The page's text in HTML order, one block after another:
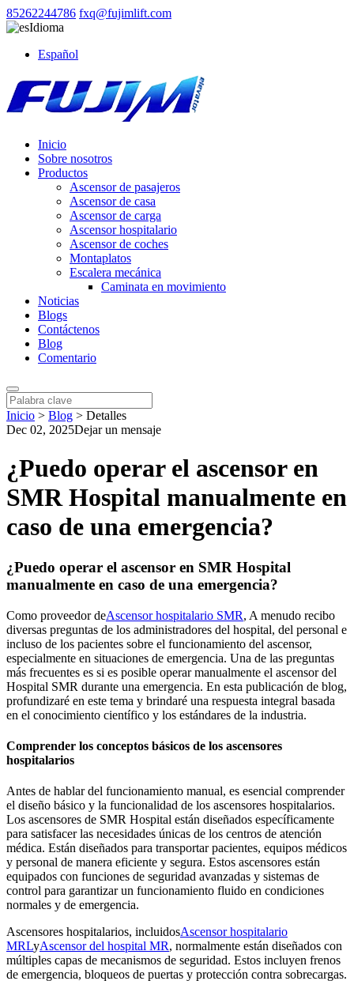
85262244786 fxq@fujimlift.com
Idioma
Español
Inicio
Sobre nosotros
Productos
Ascensor de pasajeros
Ascensor de casa
Ascensor de carga
Ascensor hospitalario
Ascensor de coches
Montaplatos
Escalera mecánica
Caminata en movimiento
Noticias
Blogs
Contáctenos
Blog
Comentario
Inicio > Blog > Detalles
Dec 02, 2025Dejar un mensaje
¿Puedo operar el ascensor en
SMR Hospital manualmente en
caso de una emergencia?
¿Puedo operar el ascensor en SMR Hospital
manualmente en caso de una emergencia?
Como proveedor deAscensor hospitalario SMR, A menudo recibo
diversas preguntas de los administradores del hospital, del personal e
incluso de los pacientes sobre el funcionamiento del ascensor,
especialmente en situaciones de emergencia. Una de las preguntas
más frecuentes es si es posible operar manualmente el ascensor del
Hospital SMR durante una emergencia. En esta publicación de blog,
profundizaré en este tema y brindaré una respuesta integral basada
en el conocimiento científico y los estándares de la industria.
Comprender los conceptos básicos de los ascensores
hospitalarios
Antes de hablar del funcionamiento manual, es esencial comprender
el diseño básico y la funcionalidad de los ascensores hospitalarios.
Los ascensores de SMR Hospital están diseñados específicamente
para satisfacer las necesidades únicas de los centros de atención
médica. Están diseñados para transportar pacientes, equipos médicos
y personal de manera eficiente y segura. Estos ascensores están
equipados con funciones de seguridad avanzadas y sistemas de
control para garantizar un funcionamiento fluido en condiciones
normales y de emergencia.
Ascensores hospitalarios, incluidosAscensor hospitalario
MRLyAscensor del hospital MR, normalmente están diseñados con
múltiples capas de mecanismos de seguridad. Estos incluyen frenos
de emergencia, bloqueos de puertas y protección contra sobrecargas.